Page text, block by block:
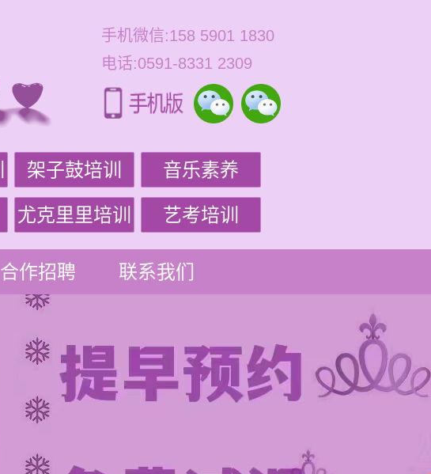
手机微信:158 5901 1830
电话:0591-8331 2309
架子鼓培训 音乐素养
尤克里里培训 艺考培训
合作招聘 联系我们